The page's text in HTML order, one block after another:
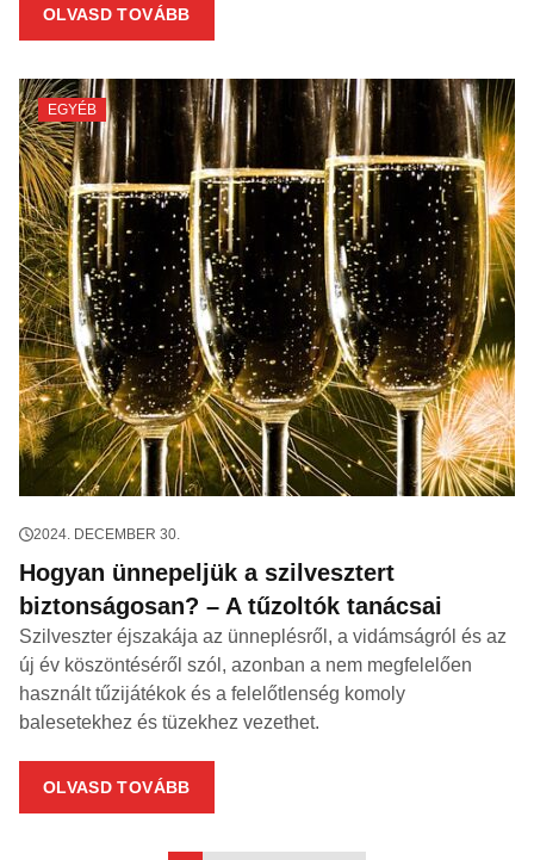
OLVASD TOVÁBB
EGYÉB
2024. DECEMBER 30.
Hogyan ünnepeljük a szilvesztert
biztonságosan? – A tűzoltók tanácsai
Szilveszter éjszakája az ünneplésről, a vidámságról és az
új év köszöntéséről szól, azonban a nem megfelelően
használt tűzijátékok és a felelőtlenség komoly
balesetekhez és tüzekhez vezethet.
OLVASD TOVÁBB